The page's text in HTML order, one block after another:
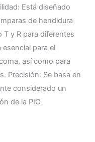
Está diseñado
de hendidura
y R para diferentes
para el
así como para
Precisión: Se basa en
considerado un
de la PIO